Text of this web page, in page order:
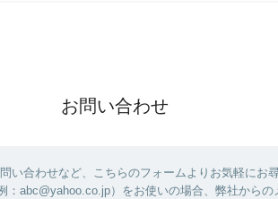
お問い合わせ
い合わせなど、こちらのフォームよりお気軽にお尋
：abc@yahoo.co.jp）をお使いの場合、弊社からの